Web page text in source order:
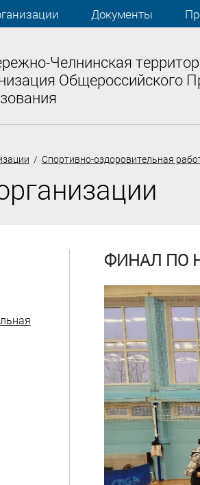
Документы
Челнинская
Общероссийского
/ Спортивно-оздоровительная
ФИНАЛ ПО